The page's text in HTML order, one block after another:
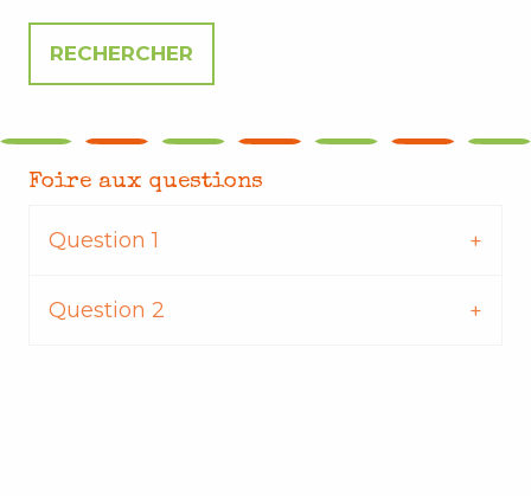
Foire aux questions
Question 1
Question 2